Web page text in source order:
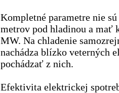
Kompletné parametre nie
metrov pod hladinou a mať
MW. Na chladenie
nachádza blízko veterných
pochádzať z nich.
Efektivita elektrickej